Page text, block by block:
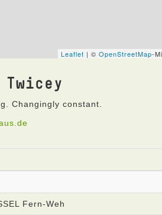
Changingly constant.
Fern-Weh